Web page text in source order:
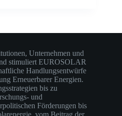
Unternehmen und
stimuliert EUROSOLAR
Handlungsentwürfe
Erneuerbarer Energien.
bis zu
und
Förderungen bis
vom Beitrag der